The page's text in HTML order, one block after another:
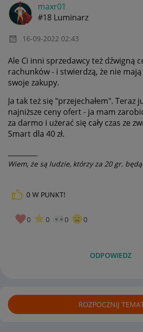
maxr01
#18 Luminarz
‎16-09-2022 02:43
Ale Ci inni sprzedawcy też dźwigną
rachunków - i stwierdzą, że nie mają
swoje zakupy.
Ja tak też się "przejechałem". Teraz
najniższe ceny ofert - ja mam
za darmo i użerać się cały czas ze
Smart dla 40 zł.
Wiem, że są ludzie, którzy za 20 gr.
0 W PUNKT!
0 0 0 0
ODPOWIEDZ
ROZPOCZNIJ